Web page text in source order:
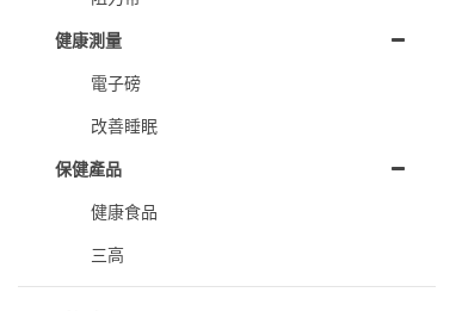
健康測量
電子磅
改善睡眠
保健產品
健康食品
三高